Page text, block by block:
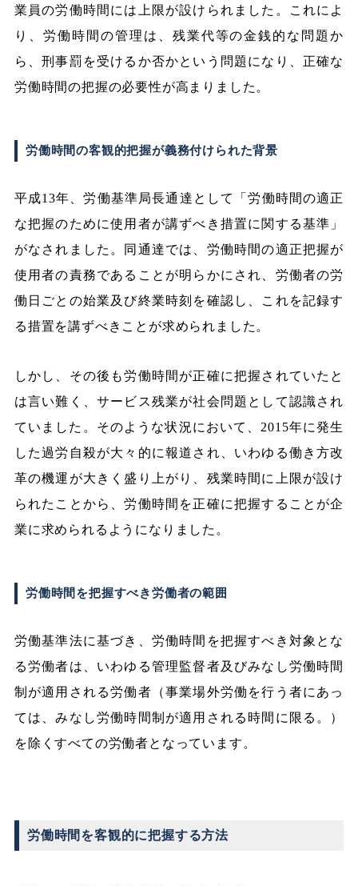
業員の労働時間には上限が設けられました。これによ
り、労働時間の管理は、残業代等の金銭的な問題か
ら、刑事罰を受けるか否かという問題になり、正確な
労働時間の把握の必要性が高まりました。
労働時間の客観的把握が義務付けられた背景
平成13年、労働基準局長通達として「労働時間の適正
な把握のために使用者が講ずべき措置に関する基準」
がなされました。同通達では、労働時間の適正把握が
使用者の責務であることが明らかにされ、労働者の労
働日ごとの始業及び終業時刻を確認し、これを記録す
る措置を講ずべきことが求められました。
しかし、その後も労働時間が正確に把握されていたと
は言い難く、サービス残業が社会問題として認識され
ていました。そのような状況において、2015年に発生
した過労自殺が大々的に報道され、いわゆる働き方改
革の機運が大きく盛り上がり、残業時間に上限が設け
られたことから、労働時間を正確に把握することが企
業に求められるようになりました。
労働時間を把握すべき労働者の範囲
労働基準法に基づき、労働時間を把握すべき対象とな
る労働者は、いわゆる管理監督者及びみなし労働時間
制が適用される労働者（事業場外労働を行う者にあっ
ては、みなし労働時間制が適用される時間に限る。）
を除くすべての労働者となっています。
労働時間を客観的に把握する方法